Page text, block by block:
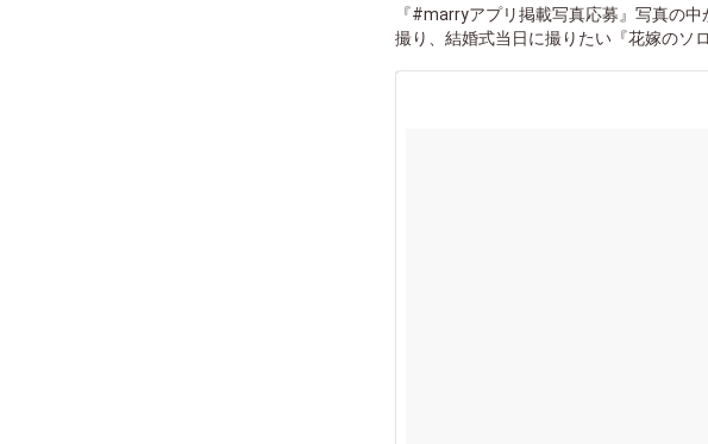
『#marryアプリ掲載写真応募』写真の
撮り、結婚式当日に撮りたい『花嫁のソ